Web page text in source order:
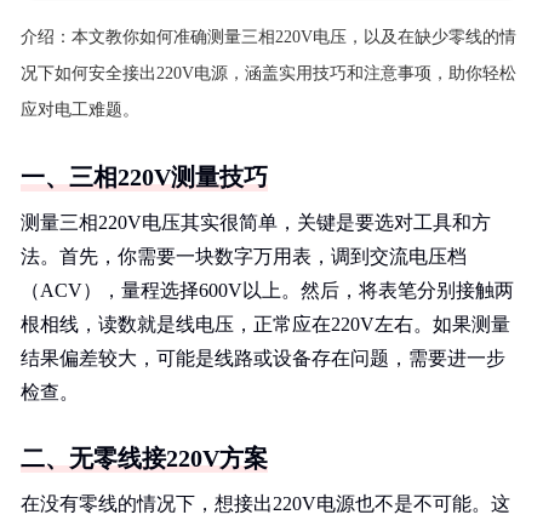
介绍： 本文教你如何准确测量三相220V电压，以及在缺少零线的情
况下如何安全接出220V电源，涵盖实用技巧和注意事项，助你轻松
应对电工难题。
一、三相220V测量技巧
测量三相220V电压其实很简单，关键是要选对工具和方
法。首先，你需要一块数字万用表，调到交流电压档
（ACV），量程选择600V以上。然后，将表笔分别接触两
根相线，读数就是线电压，正常应在220V左右。如果测量
结果偏差较大，可能是线路或设备存在问题，需要进一步
检查。
二、无零线接220V方案
在没有零线的情况下，想接出220V电源也不是不可能。这